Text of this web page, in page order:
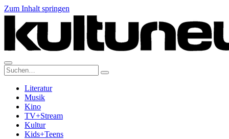
Zum Inhalt springen
Suche:
Literatur
Musik
Kino
TV+Stream
Kultur
Kids+Teens